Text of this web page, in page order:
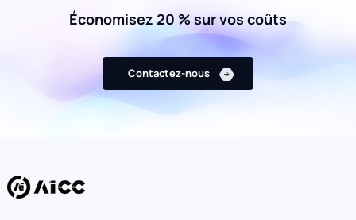
Économisez 20 % sur vos coûts
Contactez-nous